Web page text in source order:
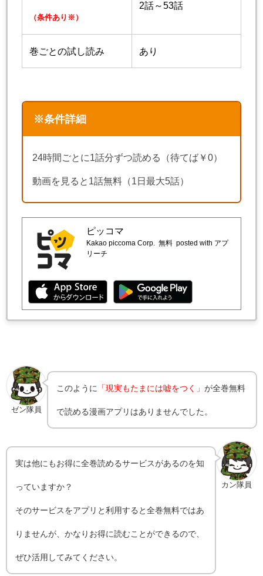
（条件あり※）
2話～53話
巻ごとの試し読み あり
※条件詳細
24時間ごとに1話分ずつ読める（待てば￥0）
動画を見ると1話無料（1日最大5話）
ピッコマ
Kakao piccoma Corp. 無料 posted with アプ
リーチ
ゼン隊員
このように 「現実もたまには嘘をつく」が全巻無料
で読める漫画アプリはありませんでした。
カン隊員
実は他にもお得に全巻読めるサービスがあるのを知
っていますか？
そのサービスをアプリと利用すると全巻無料ではあ
りませんが、かなりお得に読むことができるので、
ぜひ活用してみてください。